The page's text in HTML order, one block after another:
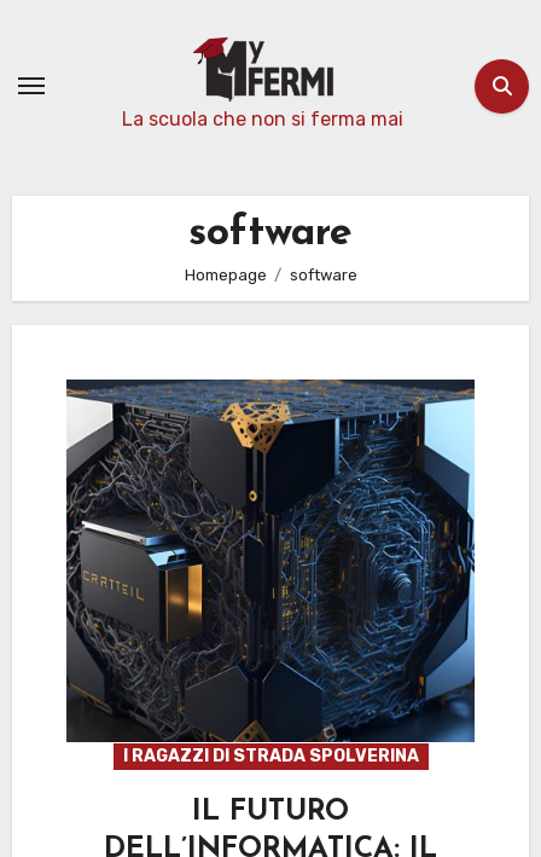
contenuto
La scuola che non si ferma mai
software
Homepage software
I RAGAZZI DI STRADA SPOLVERINA
IL FUTURO
DELL’INFORMATICA: IL